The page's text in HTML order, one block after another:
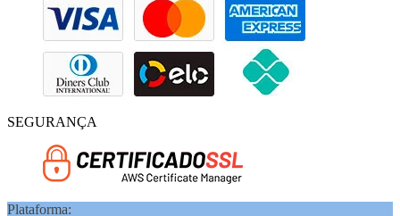
SEGURANÇA
Plataforma: